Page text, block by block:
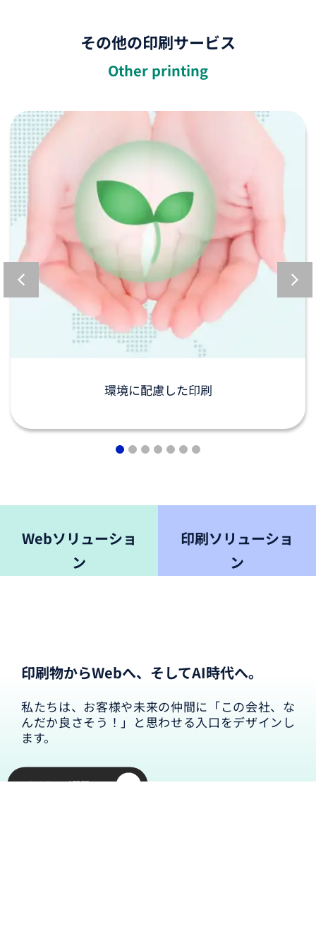
その他の印刷サービス
Other printing
環境に配慮した印刷
4 5 6 7
Webソリューショ
ン
印刷ソリューショ
ン
印刷物からWebへ、そしてAI時代へ。
私たちは、お客様や未来の仲間に「この会社、な
んだか良さそう！」と思わせる入口をデザインし
ます。